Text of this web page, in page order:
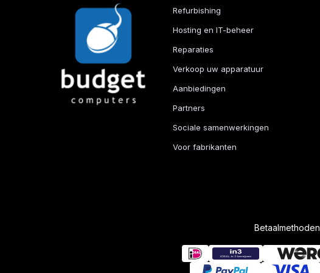
Refurbishing
Hosting en IT-beheer
Reparaties
Verkoop uw apparatuur
Aanbiedingen
Partners
Sociale samenwerkingen
Voor fabrikanten
Betaalmethoden